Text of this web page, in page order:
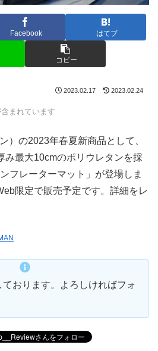
Facebook はてブ
コピー
2023.02.17 2023.02.24
まれています
）の2023年春夏新商品として、
み最大10cmのポリウレタンを採
フレーターマット」が登場しま
限定で販売予定です。詳細をレ
おります。よろしければフォ